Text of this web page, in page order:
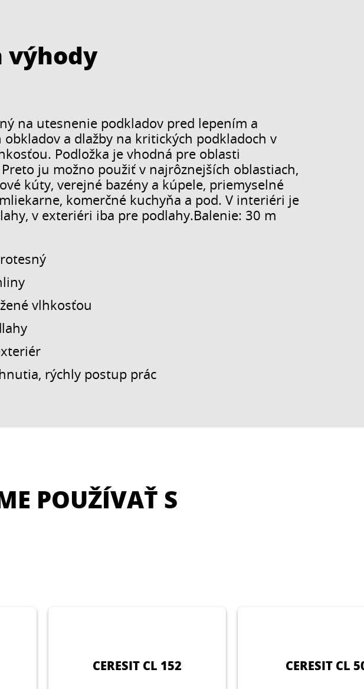
výhody
na utesnenie podkladov pred lepením a
a dlažby na kritických podkladoch v
Podložka je vhodná pre oblasti
Preto ju možno použiť v najrôznejších oblastiach,
kúty, verejné bazény a kúpele, priemyselné
komerčné kuchyňa a pod. V interiéri je
v exteriéri iba pre podlahy.Balenie: 30 m
vlhkosťou
rýchly postup prác
POUŽÍVAŤ S
CERESIT CL 152 CERESIT CL